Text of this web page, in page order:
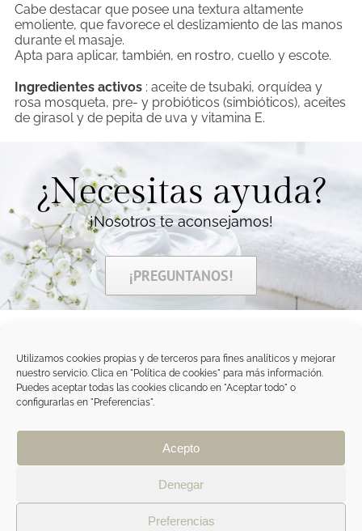
Utilizamos cookies propias y de terceros para fines analíticos y mejorar
nuestro servicio. Clica en "Política de cookies" para más información.
Puedes aceptar todas las cookies clicando en "Aceptar todo" o
configurarlas en "Preferencias".
Acepto
Denegar
Preferencias
Cabe destacar que posee una textura altamente
emoliente, que favorece el deslizamiento de las manos
durante el masaje.
Apta para aplicar, también, en rostro, cuello y escote.
Ingredientes activos : aceite de tsubaki, orquídea y
rosa mosqueta, pre- y probióticos (simbióticos), aceites
de girasol y de pepita de uva y vitamina E.
¿Necesitas ayuda?
¡Nosotros te aconsejamos!
¡PREGUNTANOS!
Tegoder Cosmetics
48170 Zamudio (Bizkaia) - España
Tel. +34 94 454 42 00
TEGOR Group
Política de cookies
PROFESIONAL